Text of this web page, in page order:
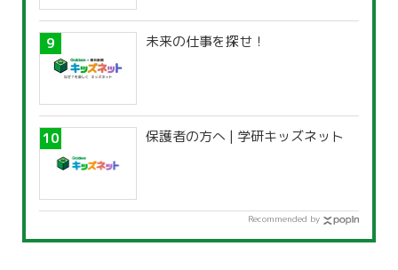
未来の仕事を探せ！
保護者の方へ | 学研キッズネット
Recommended by